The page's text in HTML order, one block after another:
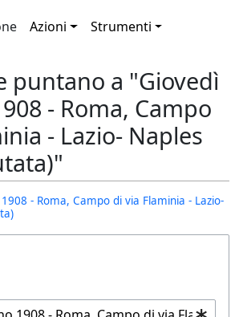
Azioni Strumenti
puntano a "Giovedì
- Roma, Campo
- Lazio- Naples
- Roma, Campo di via Flaminia - Lazio-